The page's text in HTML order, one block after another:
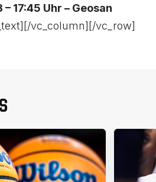
17:45 Uhr – Geosan
vc_column][/vc_row]